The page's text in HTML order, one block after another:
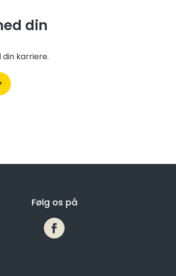
din
karriere.
Følg os på